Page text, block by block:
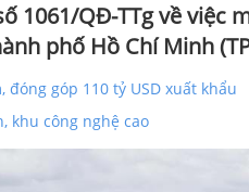
1061/QĐ-TTg về việc
phố Hồ Chí Minh
góp 110 tỷ USD xuất khẩu
khu công nghệ cao